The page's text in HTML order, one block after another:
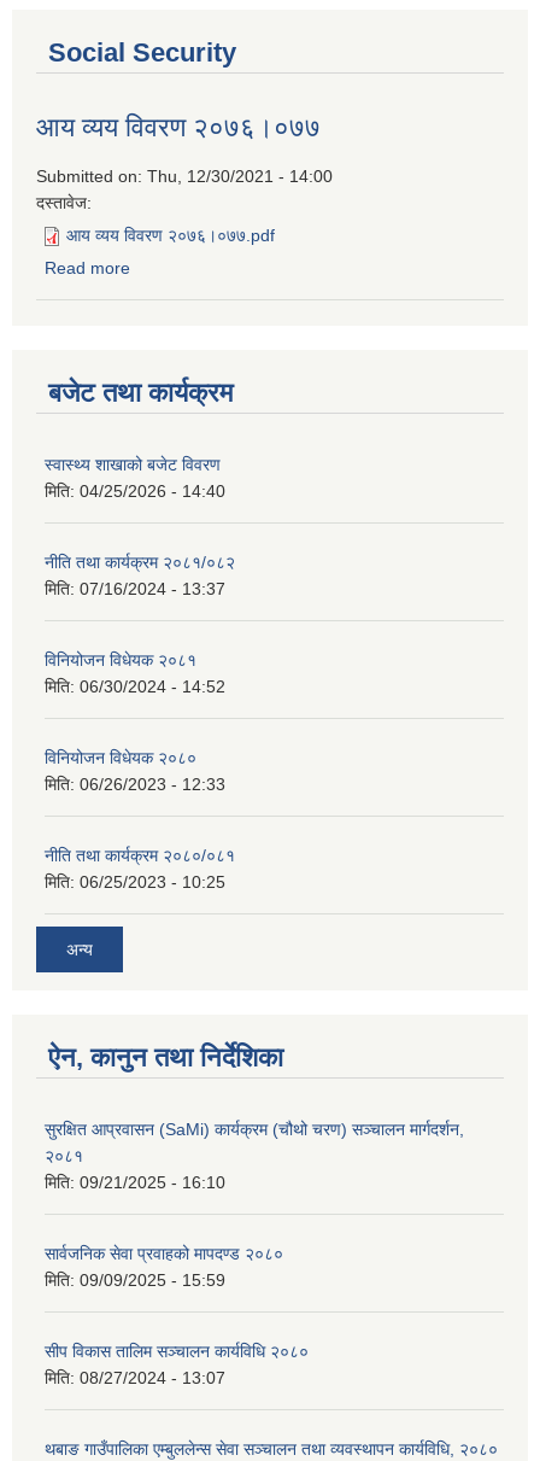
Social Security
आय व्यय विवरण २०७६।०७७
Submitted on: Thu, 12/30/2021 - 14:00
दस्तावेज:
आय व्यय विवरण २०७६।०७७.pdf
Read more
बजेट तथा कार्यक्रम
स्वास्थ्य शाखाको बजेट विवरण
मिति: 04/25/2026 - 14:40
नीति तथा कार्यक्रम २०८१/०८२
मिति: 07/16/2024 - 13:37
विनियोजन विधेयक २०८१
मिति: 06/30/2024 - 14:52
विनियोजन विधेयक २०८०
मिति: 06/26/2023 - 12:33
नीति तथा कार्यक्रम २०८०/०८१
मिति: 06/25/2023 - 10:25
अन्य
ऐन, कानुन तथा निर्देशिका
सुरक्षित आप्रवासन (SaMi) कार्यक्रम (चौथो चरण) सञ्चालन मार्गदर्शन,
२०८१
मिति: 09/21/2025 - 16:10
सार्वजनिक सेवा प्रवाहको मापदण्ड २०८०
मिति: 09/09/2025 - 15:59
सीप विकास तालिम सञ्चालन कार्यविधि २०८०
मिति: 08/27/2024 - 13:07
थबाङ गाउँपालिका एम्बुललेन्स सेवा सञ्चालन तथा व्यवस्थापन कार्यविधि, २०८०